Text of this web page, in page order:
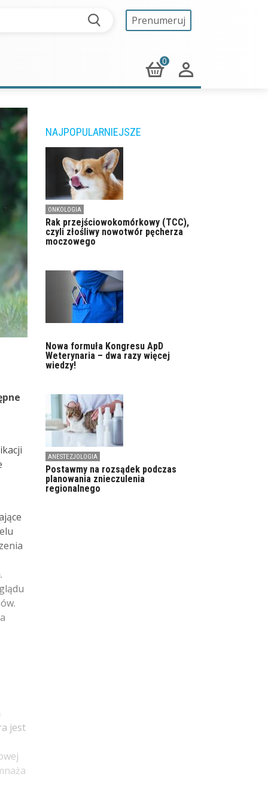
Prenumeruj
0
jest
NAJPOPULARNIEJSZE
ONKOLOGIA
Rak przejściowokomórkowy (TCC),
czyli złośliwy nowotwór pęcherza
moczowego
Nowa formuła Kongresu ApD
Weterynaria – dwa razy więcej
wiedzy!
ANESTEZJOLOGIA
Postawmy na rozsądek podczas
planowania znieczulenia
regionalnego